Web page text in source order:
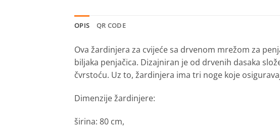
OPIS QR CODE
Ova žardinjera za cvijeće sa drvenom mrežom za
biljaka penjačica. Dizajniran je od drvenih dasaka
čvrstoću. Uz to, žardinjera ima tri noge koje
Dimenzije žardinjere:
širina: 80 cm,